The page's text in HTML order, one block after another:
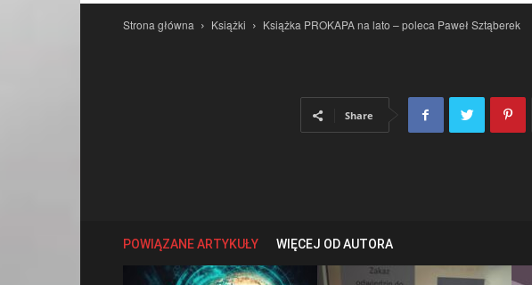
Strona główna Książki Książka PROKAPA na lato – poleca Paweł Sztąberek
Share
POWIĄZANE ARTYKUŁY WIĘCEJ OD AUTORA